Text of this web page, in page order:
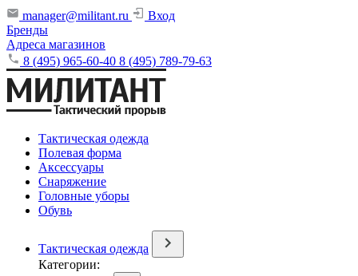
manager@militant.ru
Вход
Бренды
Адреса магазинов
8 (495) 965-60-40 8 (495) 789-79-63
Тактическая одежда
Полевая форма
Аксессуары
Снаряжение
Головные уборы
Обувь
Тактическая одежда
Категории: